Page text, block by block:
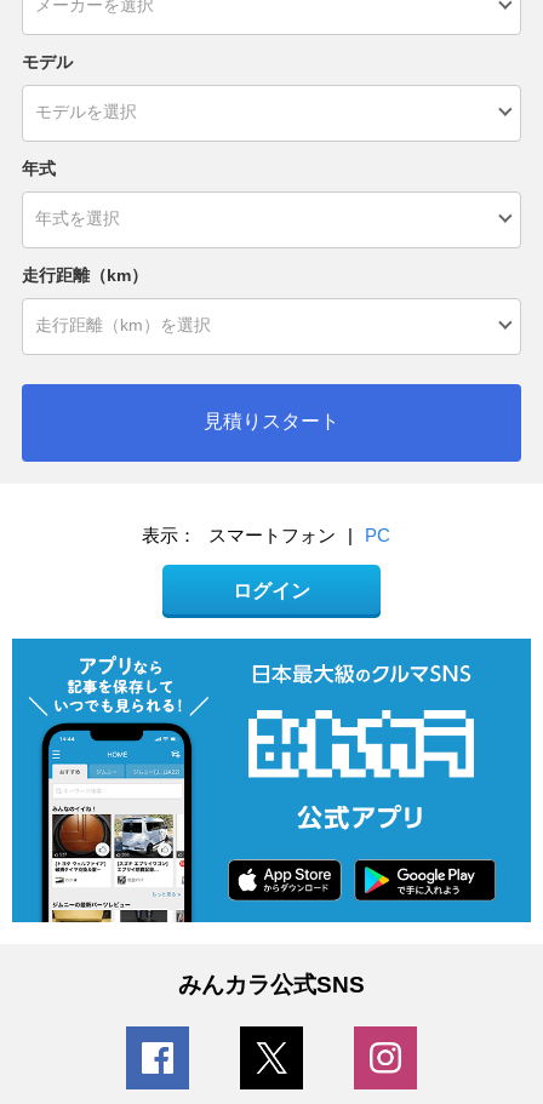
モデル
年式
走行距離（km）
見積りスタート
表示： スマートフォン | PC
ログイン
みんカラ公式SNS